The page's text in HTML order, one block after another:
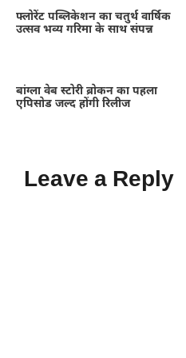
फ्लोरेंट पब्लिकेशन का चतुर्थ वार्षिक
उत्सव भव्य गरिमा के साथ संपन्न
बांग्ला वेब स्टोरी ब्रोकन का पहला
एपिसोड जल्द होंगी रिलीज
Leave a Reply